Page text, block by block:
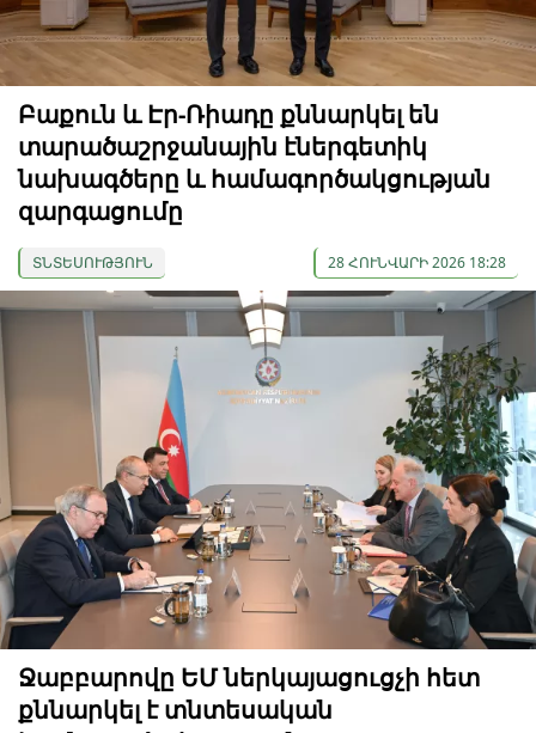
Բաքուն և Էր-Ռիադը քննարկել են
տարածաշրջանային էներգետիկ
նախագծերը և համագործակցության
զարգացումը
ՏՆՏԵՍՈՒԹՅՈՒՆ 28 ՀՈՒՆՎԱՐԻ 2026 18:28
Ջաբբարովը ԵՄ ներկայացուցչի հետ
քննարկել է տնտեսական